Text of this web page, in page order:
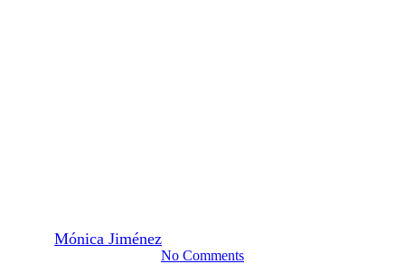
Mónica Jiménez
No Comments